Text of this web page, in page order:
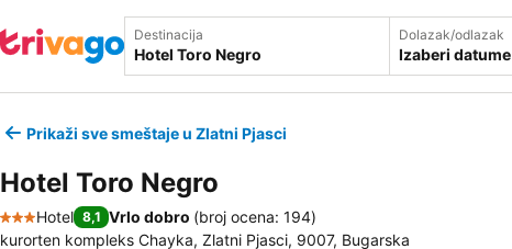
Destinacija Dolazak/odlazak
Izaberi datume
Prikaži sve smeštaje u Zlatni Pjasci
Hotel Toro Negro
3 Zvezdice
Hotel 8,1 Vrlo dobro (broj ocena: 194)
kurorten kompleks Chayka, Zlatni Pjasci, 9007, Bugarska